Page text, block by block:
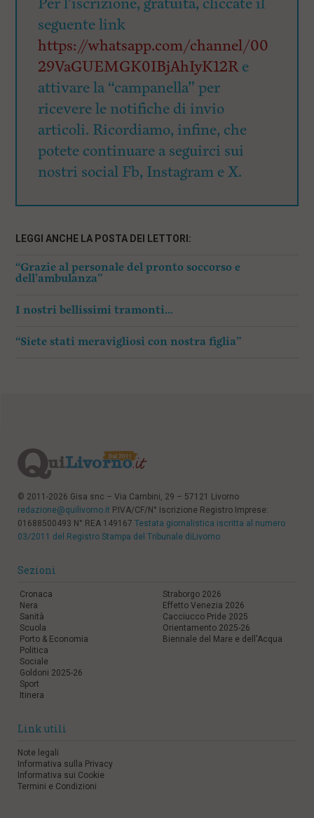
seguente link
https://whatsapp.com/channel/00
29VaGUEMGK0IBjAhIyK12Re
attivare la “campanella” per
ricevere le notifiche di invio
articoli. Ricordiamo, infine, che
potete continuare a seguirci sui
nostri social Fb, Instagram e X.
LEGGI ANCHE LA POSTA DEI LETTORI:
“Grazie al personale del pronto soccorso e
dell’ambulanza”
I nostri bellissimi tramonti…
“Siete stati meravigliosi con nostra figlia”
© 2011-2026 Gisa snc – Via Cambini, 29 – 57121 Livorno
redazione@quilivorno.it P.IVA/CF/N° Iscrizione Registro Imprese:
01688500493 N° REA 149167 Testata giornalistica iscritta al numero
03/2011 del Registro Stampa del Tribunale diLivorno
Sezioni
Cronaca
Nera
Sanità
Scuola
Porto & Economia
Politica
Sociale
Goldoni 2025-26
Sport
Itinera
Straborgo 2026
Effetto Venezia 2026
Cacciucco Pride 2025
Orientamento 2025-26
Biennale del Mare e dell'Acqua
Link utili
Note legali
Informativa sulla Privacy
Informativa sui Cookie
Termini e Condizioni